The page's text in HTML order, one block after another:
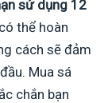
sử dụng 12
thể hoàn
cách sẽ đảm
Mua sá
chắn bạn